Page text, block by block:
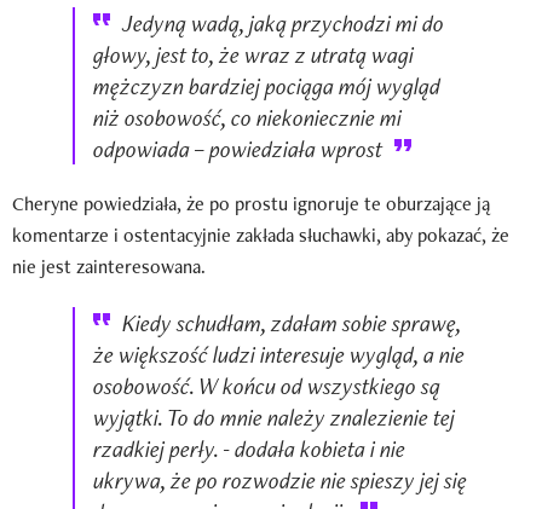
Jedyną wadą, jaką przychodzi mi do
głowy, jest to, że wraz z utratą wagi
mężczyzn bardziej pociąga mój wygląd
niż osobowość, co niekoniecznie mi
odpowiada – powiedziała wprost
Cheryne powiedziała, że po prostu ignoruje te oburzające ją
komentarze i ostentacyjnie zakłada słuchawki, aby pokazać, że
nie jest zainteresowana.
Kiedy schudłam, zdałam sobie sprawę,
że większość ludzi interesuje wygląd, a nie
osobowość. W końcu od wszystkiego są
wyjątki. To do mnie należy znalezienie tej
rzadkiej perły. - dodała kobieta i nie
ukrywa, że po rozwodzie nie spieszy jej się